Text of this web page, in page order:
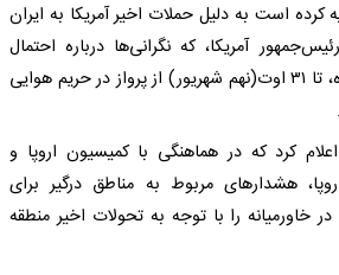
است به دلیل حملات اخیر آمریکا به ایران
آمریکا، که نگرانی‌ها درباره احتمال
تشدید تنش را افزایش داده، تا ۳۱ اوت(نهم شهریور) از پرواز در حریم هوایی
کرد که در هماهنگی با کمیسیون اروپا و
هشدارهای مربوط به مناطق درگیر برای
خاورمیانه را با توجه به تحولات اخیر منطقه